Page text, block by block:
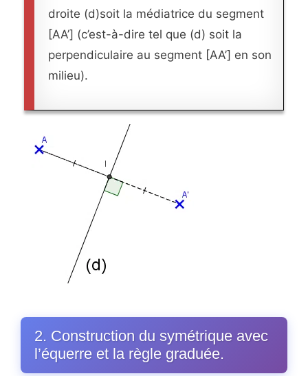
droite (d)soit la médiatrice du segment
[AA’] (c’est-à-dire tel que (d) soit la
perpendiculaire au segment [AA’] en son
milieu).
2. Construction du symétrique avec
l’équerre et la règle graduée.